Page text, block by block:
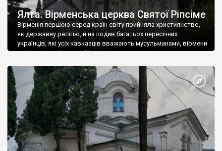
Ялта. Вірменська церква Святої Ріпсіме
Вірменія першою серед країн світу прийняла християнство,
як державну релігію, й на подив багатьох пересічних
українців, які усіх кавказців вважають мусульманами, вірмени
є відданими вірянами Христа